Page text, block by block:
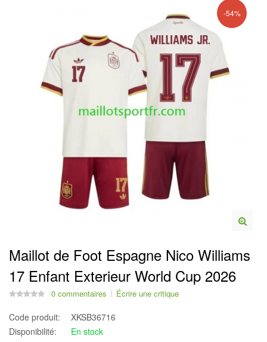
-54%
Maillot de Foot Espagne Nico Williams
17 Enfant Exterieur World Cup 2026
0 commentaires Écrire une critique
Code produit:
XKSB36716
Disponibilité:
En stock